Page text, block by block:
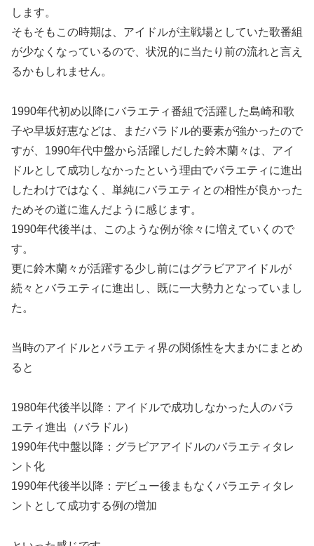
します。
そもそもこの時期は、アイドルが主戦場としていた歌番組
が少なくなっているので、状況的に当たり前の流れと言え
るかもしれません。
1990年代初め以降にバラエティ番組で活躍した島崎和歌
子や早坂好恵などは、まだバラドル的要素が強かったので
すが、1990年代中盤から活躍しだした鈴木蘭々は、アイ
ドルとして成功しなかったという理由でバラエティに進出
したわけではなく、単純にバラエティとの相性が良かった
ためその道に進んだように感じます。
1990年代後半は、このような例が徐々に増えていくので
す。
更に鈴木蘭々が活躍する少し前にはグラビアアイドルが
続々とバラエティに進出し、既に一大勢力となっていまし
た。
当時のアイドルとバラエティ界の関係性を大まかにまとめ
ると
1980年代後半以降：アイドルで成功しなかった人のバラ
エティ進出（バラドル）
1990年代中盤以降：グラビアアイドルのバラエティタレ
ント化
1990年代後半以降：デビュー後まもなくバラエティタレ
ントとして成功する例の増加